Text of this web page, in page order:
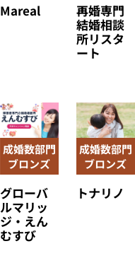
Mareal
再婚専門
結婚相談
所リスタ
ート
成婚数部門
ブロンズ
グローバ
ルマリッ
ジ・えん
むすび
成婚数部門
ブロンズ
トナリノ